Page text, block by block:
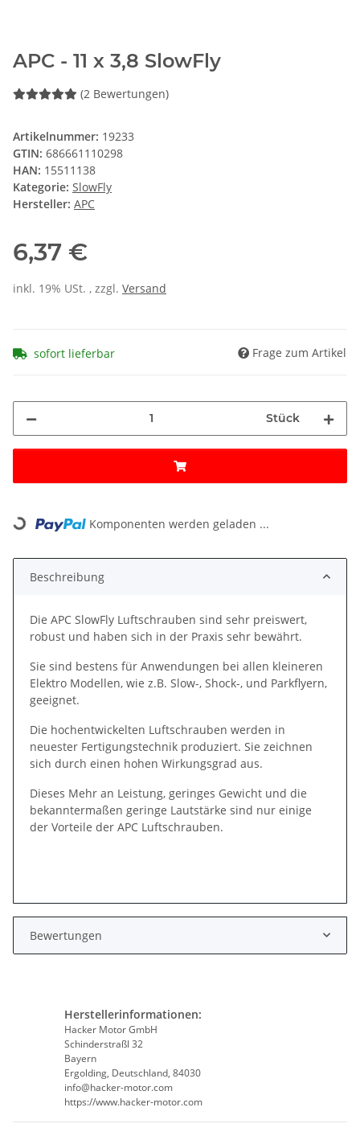
APC - 11 x 3,8 SlowFly
(2 Bewertungen)
Artikelnummer: 19233
GTIN: 686661110298
HAN: 15511138
Kategorie: SlowFly
Hersteller: APC
6,37 €
inkl. 19% USt. , zzgl. Versand
sofort lieferbar Frage zum Artikel
Stück
Loading... Komponenten werden geladen ...
Beschreibung
Die APC SlowFly Luftschrauben sind sehr preiswert,
robust und haben sich in der Praxis sehr bewährt.
Sie sind bestens für Anwendungen bei allen kleineren
Elektro Modellen, wie z.B. Slow-, Shock-, und Parkflyern,
geeignet.
Die hochentwickelten Luftschrauben werden in
neuester Fertigungstechnik produziert. Sie zeichnen
sich durch einen hohen Wirkungsgrad aus.
Dieses Mehr an Leistung, geringes Gewicht und die
bekanntermaßen geringe Lautstärke sind nur einige
der Vorteile der APC Luftschrauben.
Bewertungen
Herstellerinformationen:
Hacker Motor GmbH
Schinderstraßl 32
Bayern
Ergolding, Deutschland, 84030
info@hacker-motor.com
https://www.hacker-motor.com